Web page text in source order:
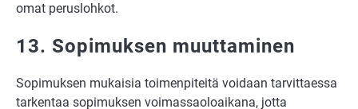
omat peruslohkot.
13. Sopimuksen muuttaminen
Sopimuksen mukaisia toimenpiteitä voidaan tarvittaessa
tarkentaa sopimuksen voimassaoloaikana, jotta